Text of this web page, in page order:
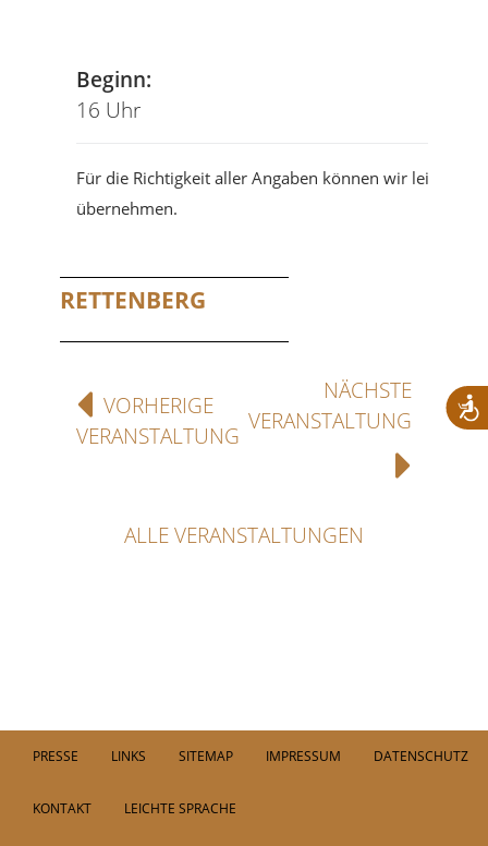
Beginn:
16 Uhr
Für die Richtigkeit aller Angaben können wir leider
übernehmen.
RETTENBERG
VORHERIGE
VERANSTALTUNG
NÄCHSTE
VERANSTALTUNG
ALLE VERANSTALTUNGEN
PRESSE LINKS SITEMAP IMPRESSUM DATENSCHUTZ
KONTAKT LEICHTE SPRACHE